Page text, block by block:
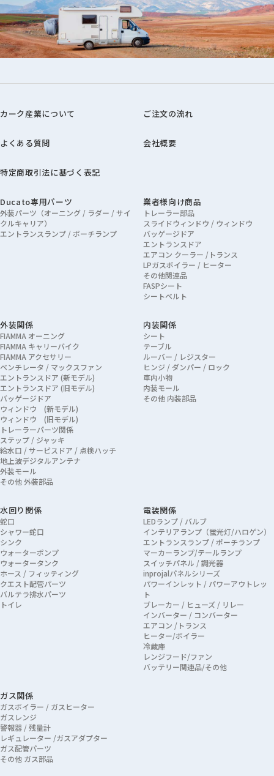
カーク産業について ご注文の流れ
よくある質問 会社概要
特定商取引法に基づく表記
Ducato専用パーツ
外装パーツ（オーニング / ラダー / サイ
クルキャリア）
エントランスランプ / ポーチランプ
業者様向け商品
トレーラー部品
スライドウィンドウ / ウィンドウ
バッゲージドア
エントランスドア
エアコン クーラー /トランス
LPガスボイラー / ヒーター
その他関連品
FASPシート
シートベルト
外装関係
FIAMMA オーニング
FIAMMA キャリーバイク
FIAMMA アクセサリー
ベンチレータ / マックスファン
エントランスドア (新モデル)
エントランスドア (旧モデル)
バッゲージドア
ウィンドウ (新モデル)
ウィンドウ (旧モデル)
トレーラーパーツ関係
ステップ / ジャッキ
給水口 / サービスドア / 点検ハッチ
地上波デジタルアンテナ
外装モール
その他 外装部品
内装関係
シート
テーブル
ルーバー / レジスター
ヒンジ / ダンパー / ロック
車内小物
内装モール
その他 内装部品
水回り関係
蛇口
シャワー蛇口
シンク
ウォーターポンプ
ウォータータンク
ホース / フィッティング
クエスト配管パーツ
バルテラ排水パーツ
トイレ
電装関係
LEDランプ / バルブ
インテリアランプ（蛍光灯/ハロゲン）
エントランスランプ / ポーチランプ
マーカーランプ/テールランプ
スイッチパネル / 調光器
inprojalパネルシリーズ
パワーインレット / パワーアウトレッ
ト
ブレーカー / ヒューズ / リレー
インバーター / コンバーター
エアコン /トランス
ヒーター/ボイラー
冷蔵庫
レンジフード/ファン
バッテリー関連品/その他
ガス関係
ガスボイラー / ガスヒーター
ガスレンジ
警報器 / 残量計
レギュレーター /ガスアダプター
ガス配管パーツ
その他 ガス部品